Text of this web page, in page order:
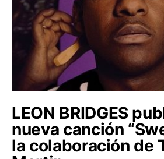
LEON BRIDGES
nueva canción
la colaboración de